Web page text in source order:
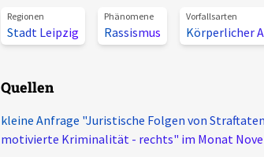
Regionen
Stadt Leipzig
Phänomene
Rassismus
Vorfallsarten
Körperlicher
Quellen
kleine Anfrage "Juristische Folgen von
motivierte Kriminalität - rechts" im Monat